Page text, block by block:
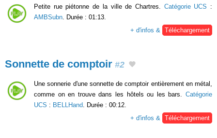
Petite rue piétonne de la ville de Chartres. Catégorie UCS :
AMBSubn . Durée : 01:13.
+ d'infos &
Téléchargement
Sonnette de comptoir #2
Une sonnerie d'une sonnette de comptoir entièrement en métal,
comme on en trouve dans les hôtels ou les bars. Catégorie
UCS : BELLHand . Durée : 00:12.
+ d'infos &
Téléchargement